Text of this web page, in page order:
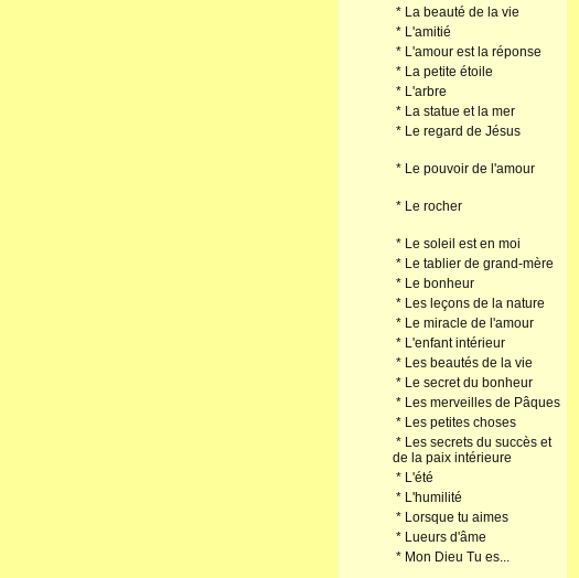
* La beauté de la vie
* L'amitié
* L'amour est la réponse
* La petite étoile
* L'arbre
* La statue et la mer
* Le regard de Jésus
* Le pouvoir de l'amour
* Le rocher
* Le soleil est en moi
* Le tablier de grand-mère
* Le bonheur
* Les leçons de la nature
* Le miracle de l'amour
* L'enfant intérieur
* Les beautés de la vie
* Le secret du bonheur
* Les merveilles de Pâques
* Les petites choses
* Les secrets du succès et
de la paix intérieure
* L'été
* L'humilité
* Lorsque tu aimes
* Lueurs d'âme
* Mon Dieu Tu es...